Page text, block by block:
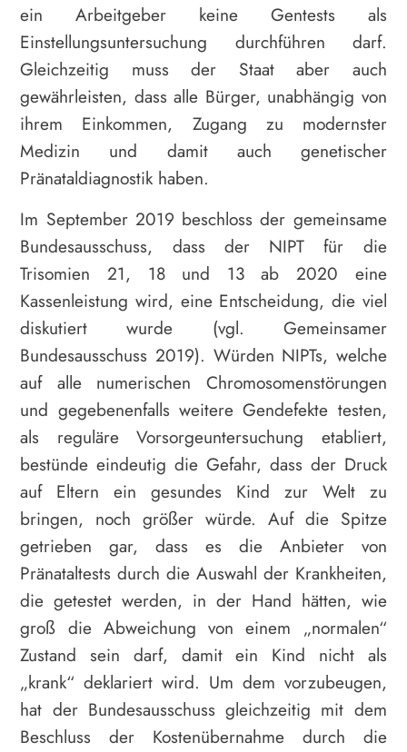
ein Arbeitgeber keine Gentests als
Einstellungsuntersuchung durchführen darf.
Gleichzeitig muss der Staat aber auch
gewährleisten, dass alle Bürger, unabhängig von
ihrem Einkommen, Zugang zu modernster
Medizin und damit auch genetischer
Pränataldiagnostik haben.
Im September 2019 beschloss der gemeinsame
Bundesausschuss, dass der NIPT für die
Trisomien 21, 18 und 13 ab 2020 eine
Kassenleistung wird, eine Entscheidung, die viel
diskutiert wurde (vgl. Gemeinsamer
Bundesausschuss 2019). Würden NIPTs, welche
auf alle numerischen Chromosomenstörungen
und gegebenenfalls weitere Gendefekte testen,
als reguläre Vorsorgeuntersuchung etabliert,
bestünde eindeutig die Gefahr, dass der Druck
auf Eltern ein gesundes Kind zur Welt zu
bringen, noch größer würde. Auf die Spitze
getrieben gar, dass es die Anbieter von
Pränataltests durch die Auswahl der Krankheiten,
die getestet werden, in der Hand hätten, wie
groß die Abweichung von einem „normalen“
Zustand sein darf, damit ein Kind nicht als
„krank“ deklariert wird. Um dem vorzubeugen,
hat der Bundesausschuss gleichzeitig mit dem
Beschluss der Kostenübernahme durch die